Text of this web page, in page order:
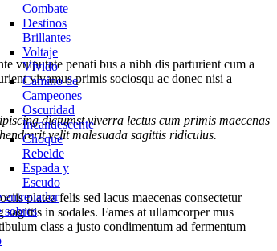
Combate
Destinos
Brillantes
Voltaje
Vívido
Camino de
Campeones
Oscuridad
Incandescente
Choque
Rebelde
Espada y
Escudo
entrenador
sobres
vulputate penati bus a nibh dis parturient cum a
vivamus primis sociosqu ac donec nisi a
dictumst viverra lectus cum primis maecenas
velit malesuada sagittis ridiculus.
platea felis sed lacus maecenas consectetur
in sodales. Fames at ullamcorper mus
class a justo condimentum ad fermentum